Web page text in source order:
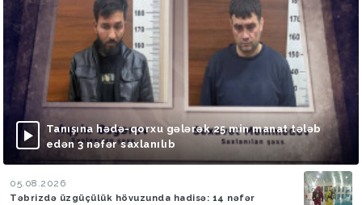
Tanışına hədə-qorxu gələrək 25 min manat tələb
edən 3 nəfər saxlanılıb
05.08.2026
Təbrizdə üzgüçülük hövuzunda hadisə: 14 nəfər